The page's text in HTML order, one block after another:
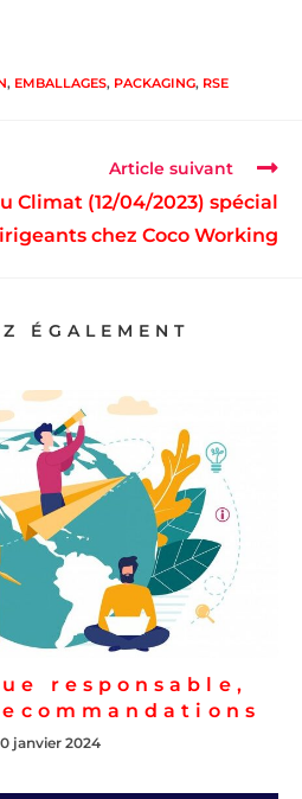
, EMBALLAGES, PACKAGING, RSE
Article suivant
Climat (12/04/2023) spécial
chez Coco Working
ÉGALEMENT
responsable,
janvier 2024